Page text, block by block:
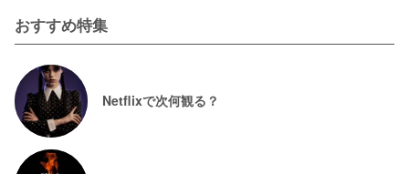
おすすめ特集
Netflixで次何観る？